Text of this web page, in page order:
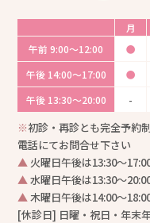
月
午前 9:00〜12:00 ●
午後 14:00〜17:00 ●
午後 13:30〜20:00 -
※初診・再診とも完全予約
電話にてお問合せ下さい
▲ 火曜日午後は13:30〜
▲水曜日午後は13:30〜
▲木曜日午後は14:00〜
[休診日] 日曜・祝日・年末